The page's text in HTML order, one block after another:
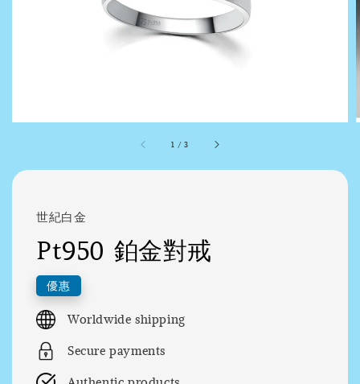
1 /3
世紀白金
Pt950 鉑金對戒
優惠
Worldwide shipping
Secure payments